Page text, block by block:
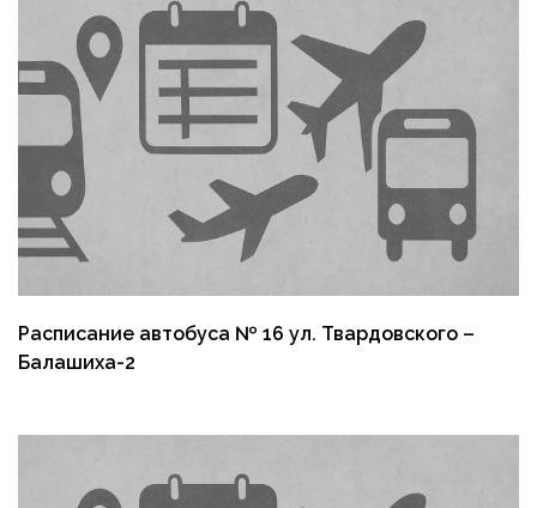
Расписание автобуса № 16 ул. Твардовского –
Балашиха-2